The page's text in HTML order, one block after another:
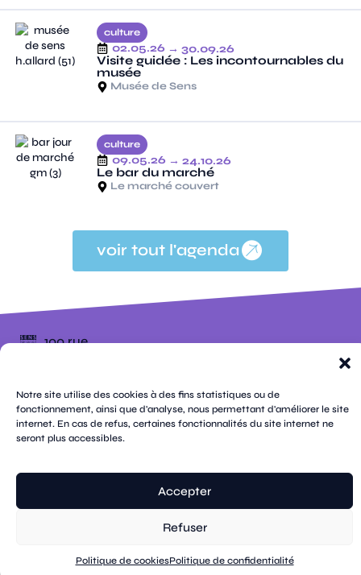
Notre site utilise des cookies à des fins statistiques ou de
fonctionnement, ainsi que d'analyse, nous permettant d'améliorer le site
internet. En cas de refus, certaines fonctionnalités du site internet ne
seront plus accessibles.
Accepter
Refuser
Politique de cookiesPolitique de confidentialité
culture
02.05.26 → 30.09.26
Visite guidée : Les incontournables du
musée
Musée de Sens
culture
09.05.26 → 24.10.26
Le bar du marché
Le marché couvert
voir tout l'agenda
100 rue
70809
89108
Sens
Cedex
03 86 95
suivez-
nousfacebook
tik
twitter
contacts
newsletters
plan
du
site
mentions
légales
cookies
confidentialité
accessibilité
réalisation tongui.com